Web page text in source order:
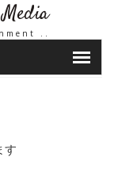
..
す